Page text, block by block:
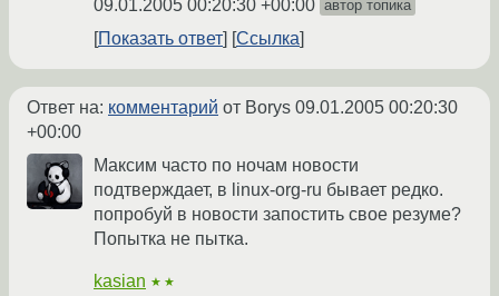
09.01.2005 00:20:30 +00:00 автор топика
Показать ответ Ссылка
Ответ на: комментарий от Borys 09.01.2005 00:20:30
+00:00
Максим часто по ночам новости
подтверждает, в linux-org-ru бывает редко.
попробуй в новости запостить свое резуме?
Попытка не пытка.
kasian ★★